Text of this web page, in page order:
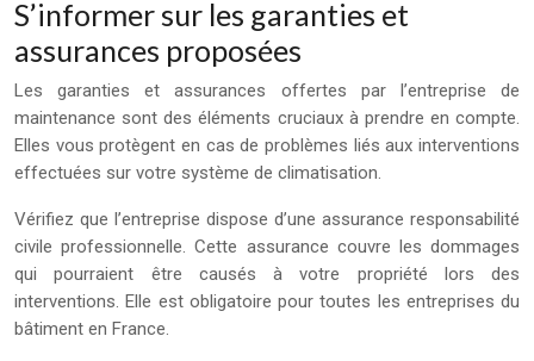
S’informer sur les garanties et
assurances proposées
Les garanties et assurances offertes par l’entreprise de
maintenance sont des éléments cruciaux à prendre en compte.
Elles vous protègent en cas de problèmes liés aux interventions
effectuées sur votre système de climatisation.
Vérifiez que l’entreprise dispose d’une assurance responsabilité
civile professionnelle. Cette assurance couvre les dommages
qui pourraient être causés à votre propriété lors des
interventions. Elle est obligatoire pour toutes les entreprises du
bâtiment en France.